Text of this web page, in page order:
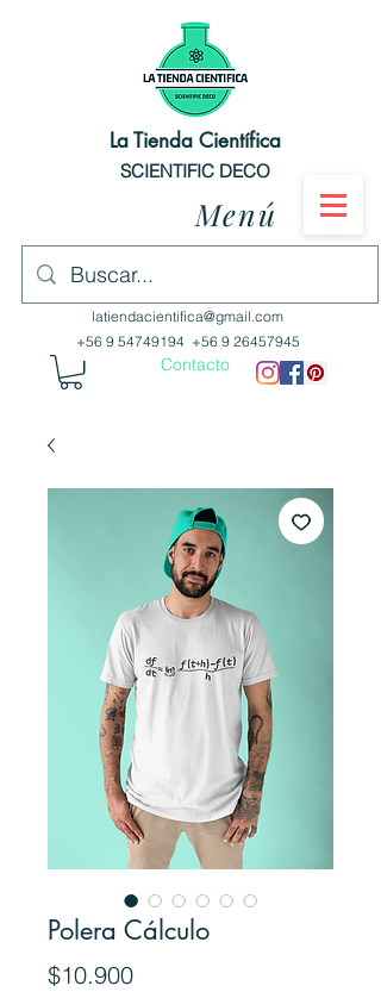
La Tienda Científica
SCIENTIFIC DECO
Menú
latiendacientifica@gmail.com
+56 9 54749194 +56 9 26457945
Contacto
Polera Cálculo
$10.900Precio